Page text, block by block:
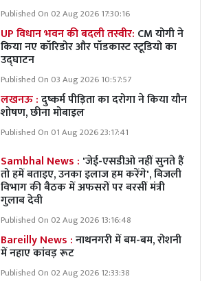
Published On 02 Aug 2026 17:30:16
UP विधान भवन की बदली तस्वीर: CM योगी ने
किया नए कॉरिडोर और पॉडकास्ट स्टूडियो का
उद्घाटन
Published On 03 Aug 2026 10:57:57
लखनऊ :दुष्कर्म पीड़िता का दरोगा ने किया यौन
शोषण, छीना मोबाइल
Published On 01 Aug 2026 23:17:41
Sambhal News : 'जेई-एसडीओ नहीं सुनते हैं
तो हमें बताइए, उनका इलाज हम करेंगे', बिजली
विभाग की बैठक में अफसरों पर बरसीं मंत्री
गुलाब देवी
Published On 02 Aug 2026 13:16:48
Bareilly News :नाथनगरी में बम-बम, रोशनी
में नहाए कांवड़ रूट
Published On 02 Aug 2026 12:33:38